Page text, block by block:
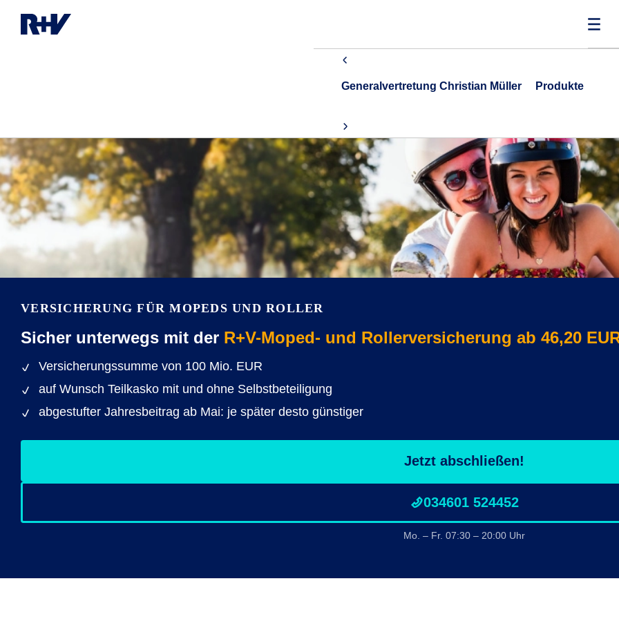
Generalvertretung Christian Müller Produkte
VERSICHERUNG FÜR MOPEDS UND ROLLER
Sicher unterwegs mit der R+V-Moped- und Rollerversicherung ab 46,20
Versicherungssumme von 100 Mio. EUR
auf Wunsch Teilkasko mit und ohne Selbstbeteiligung
abgestufter Jahresbeitrag ab Mai: je später desto günstiger
Jetzt abschließen!
034601 524452
Mo. – Fr. 07:30 – 20:00 Uhr